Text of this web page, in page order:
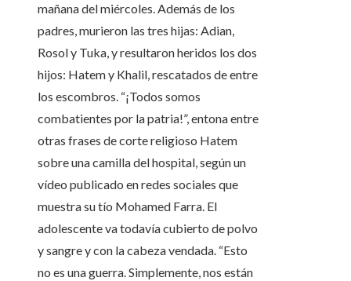
mañana del miércoles. Además de los
padres, murieron las tres hijas: Adian,
Rosol y Tuka, y resultaron heridos los dos
hijos: Hatem y Khalil, rescatados de entre
los escombros. “¡Todos somos
combatientes por la patria!”, entona entre
otras frases de corte religioso Hatem
sobre una camilla del hospital, según un
vídeo publicado en redes sociales que
muestra su tío Mohamed Farra. El
adolescente va todavía cubierto de polvo
y sangre y con la cabeza vendada. “Esto
no es una guerra. Simplemente, nos están